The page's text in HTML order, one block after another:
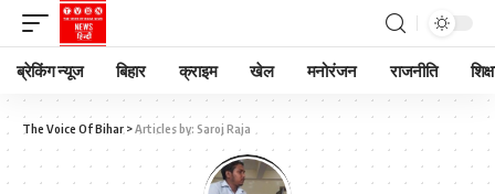
ब्रेकिंग न्यूज बिहार क्राइम खेल मनोरंजन राजनीति
The Voice Of Bihar >Articles by: Saroj Raja